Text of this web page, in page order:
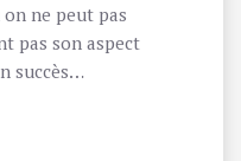
ne peut pas
pas son aspect
succès…